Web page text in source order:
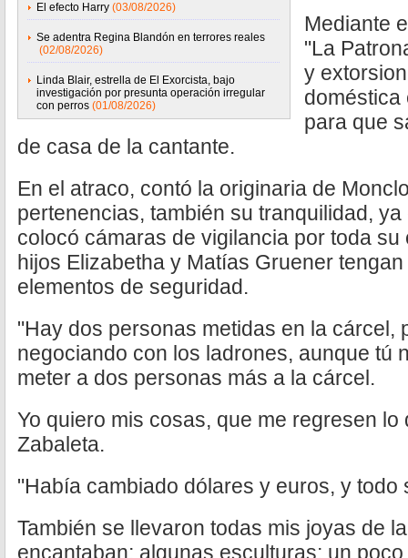
El efecto Harry (03/08/2026)
Se adentra Regina Blandón en terrores reales
(02/08/2026)
Linda Blair, estrella de El Exorcista, bajo
investigación por presunta operación irregular
con perros (01/08/2026)
Mediante
"La
y
doméstica
para que
de casa de la cantante.
En el atraco, contó la originaria de
pertenencias, también su tranquilidad,
colocó cámaras de vigilancia por toda
hijos Elizabetha y Matías Gruener
elementos de seguridad.
"Hay dos personas metidas en la cárcel,
negociando con los ladrones, aunque tú
meter a dos personas más a la cárcel.
Yo quiero mis cosas, que me regresen lo
Zabaleta.
"Había cambiado dólares y euros, y todo
También se llevaron todas mis joyas de
encantaban; algunas esculturas; un